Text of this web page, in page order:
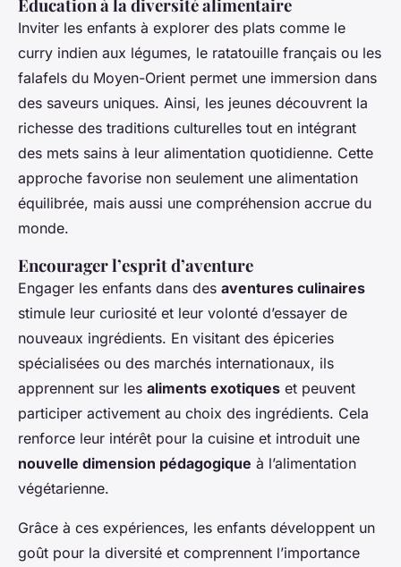
Éducation à la diversité alimentaire
Inviter les enfants à explorer des plats comme le
curry indien aux légumes, le ratatouille français ou les
falafels du Moyen-Orient permet une immersion dans
des saveurs uniques. Ainsi, les jeunes découvrent la
richesse des traditions culturelles tout en intégrant
des mets sains à leur alimentation quotidienne. Cette
approche favorise non seulement une alimentation
équilibrée, mais aussi une compréhension accrue du
monde.
Encourager l’esprit d’aventure
Engager les enfants dans des aventures culinaires
stimule leur curiosité et leur volonté d’essayer de
nouveaux ingrédients. En visitant des épiceries
spécialisées ou des marchés internationaux, ils
apprennent sur les aliments exotiques et peuvent
participer activement au choix des ingrédients. Cela
renforce leur intérêt pour la cuisine et introduit une
nouvelle dimension pédagogique à l’alimentation
végétarienne.
Grâce à ces expériences, les enfants développent un
goût pour la diversité et comprennent l’importance